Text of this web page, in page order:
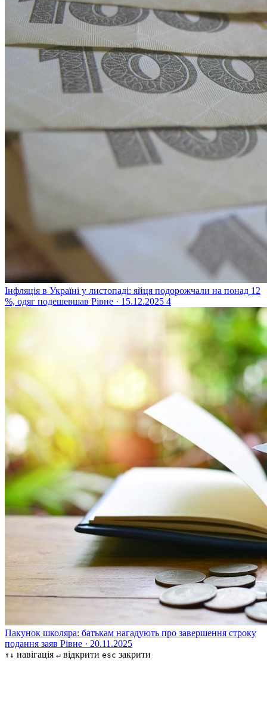
Інфляція в Україні у листопаді: яйця подорожчали на понад 12
%, одяг подешевшав Рівне · 15.12.2025 4
Пакунок школяра: батькам нагадують про завершення строку
подання заяв Рівне · 20.11.2025
↑↓ навігація ↵ відкрити esc закрити